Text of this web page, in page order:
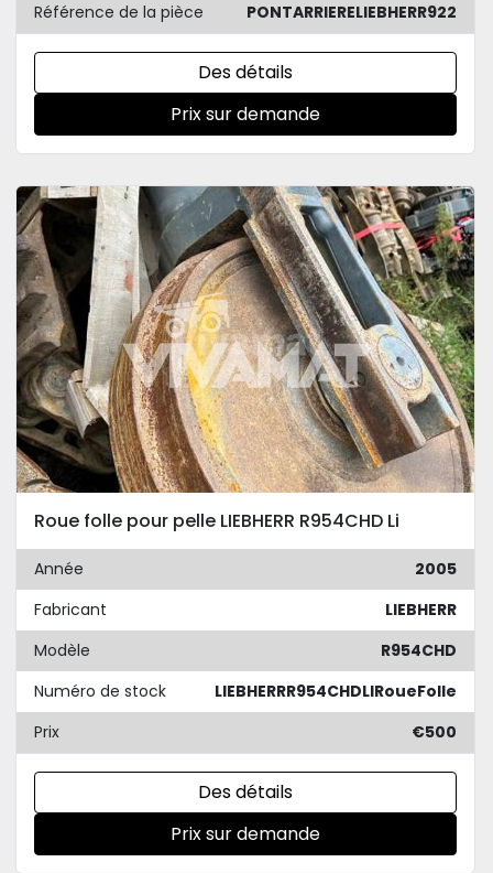
Référence de la pièce
PONTARRIERELIEBHERR922
Des détails
Prix sur demande
Roue folle pour pelle LIEBHERR R954CHD Li
Année
2005
Fabricant
LIEBHERR
Modèle
R954CHD
Numéro de stock
LIEBHERRR954CHDLIRoueFolle
Prix
€500
Des détails
Prix sur demande